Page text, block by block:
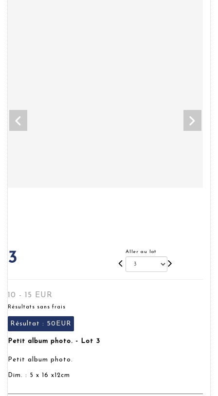
3 Aller au lot
10 - 15 EUR
Résultats sans frais
Résultat : 50EUR
Petit album photo. - Lot 3
Petit album photo.
Dim. : 5 x 16 x12cm